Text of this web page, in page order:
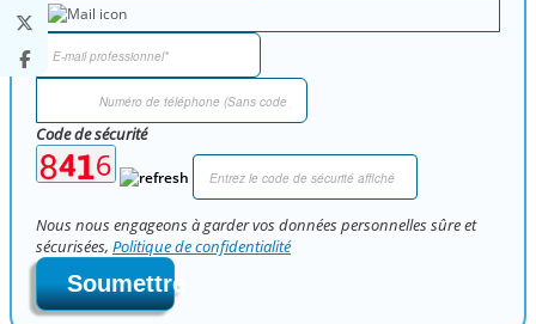
Code de sécurité
Nous nous engageons à garder vos données personnelles sûre et
sécurisées, Politique de confidentialité
Soumettre